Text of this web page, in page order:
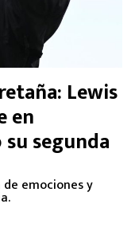
Lewis
en
segunda
emociones y